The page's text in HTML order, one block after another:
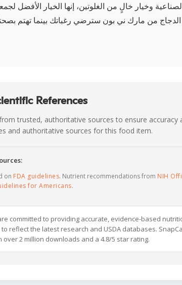
وخيار خالٍ من الغلوتين، إنها الخيار الأفضل
الدجاج من مارك ني بون سترضي رغباتك بينما تهتم
References
trusted, authoritative sources to ensure accuracy
and authoritative sources for this food item.
on FDA guidelines. Nutrient recommendations from NIH
for Americans.
committed to providing accurate, evidence-based
reflect the latest research and USDA databases.
2 million downloads and a 4.8/5 star rating.